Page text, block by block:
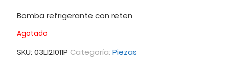
Bomba refrigerante con reten
Agotado
SKU: 03L121011P Categoría: Piezas